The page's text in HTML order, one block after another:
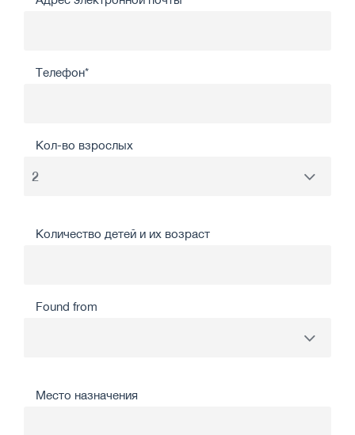
Телефон*
Кол-во взрослых
Количество детей и их возраст
Found from
Место назначения